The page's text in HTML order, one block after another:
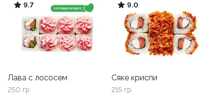
9.7
Лава с лососем
250 гр
9.0
Сяке криспи
215 гр